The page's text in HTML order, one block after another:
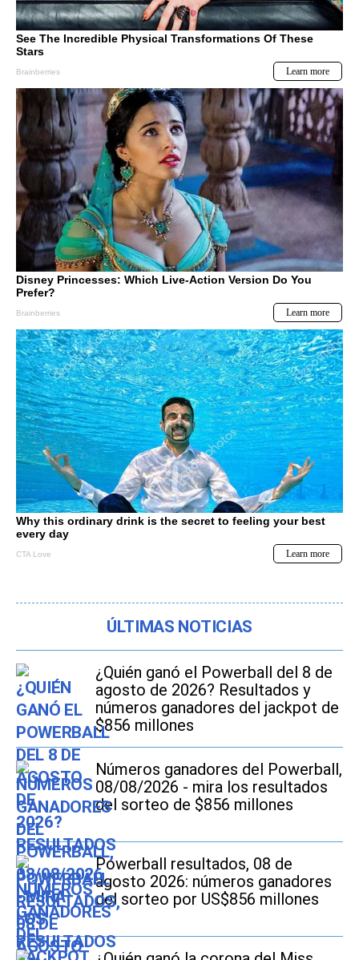
ÚLTIMAS NOTICIAS
¿Quién ganó el Powerball del 8 de
agosto de 2026? Resultados y
números ganadores del jackpot de
$856 millones
Números ganadores del Powerball,
08/08/2026 - mira los resultados
del sorteo de $856 millones
Powerball resultados, 08 de
agosto 2026: números ganadores
del sorteo por US$856 millones